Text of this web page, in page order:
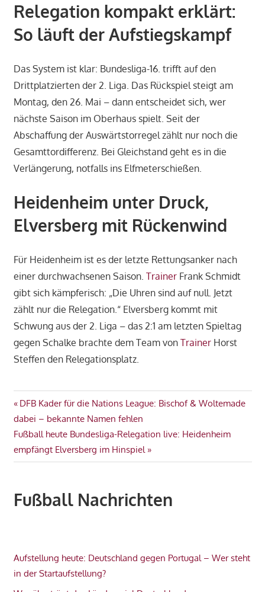
Relegation kompakt erklärt:
So läuft der Aufstiegskampf
Das System ist klar: Bundesliga-16. trifft auf den
Drittplatzierten der 2. Liga. Das Rückspiel steigt am
Montag, den 26. Mai – dann entscheidet sich, wer
nächste Saison im Oberhaus spielt. Seit der
Abschaffung der Auswärtstorregel zählt nur noch die
Gesamttordifferenz. Bei Gleichstand geht es in die
Verlängerung, notfalls ins Elfmeterschießen.
Heidenheim unter Druck,
Elversberg mit Rückenwind
Für Heidenheim ist es der letzte Rettungsanker nach
einer durchwachsenen Saison. TrainerFrank Schmidt
gibt sich kämpferisch: „Die Uhren sind auf null. Jetzt
zählt nur die Relegation.“ Elversberg kommt mit
Schwung aus der 2. Liga – das 2:1 am letzten Spieltag
gegen Schalke brachte dem Team von TrainerHorst
Steffen den Relegationsplatz.
Beitragsnavigation
Vorheriger
Beitrag:
DFB Kader für die Nations League: Bischof & Woltemade
dabei – bekannte Namen fehlen
Nächster
Beitrag:
Fußball heute Bundesliga-Relegation live: Heidenheim
empfängt Elversberg im Hinspiel
Fußball Nachrichten
Aufstellung heute: Deutschland gegen Portugal – Wer steht
in der Startaufstellung?